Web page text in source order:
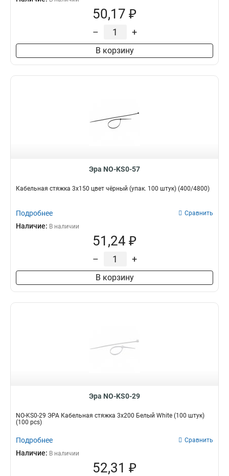
50,17 ₽
– +
В корзину
Эра NO-KS0-57
Кабельная стяжка 3х150 цвет чёрный (упак. 100 штук) (400/4800)
Подробнее Сравнить
Наличие: В наличии
51,24 ₽
– +
В корзину
Эра NO-KS0-29
NO-KS0-29 ЭРА Кабельная стяжка 3x200 Белый White (100 штук)
(100 pcs)
Подробнее Сравнить
Наличие: В наличии
52,31 ₽